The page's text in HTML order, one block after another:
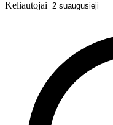
Keliautojai